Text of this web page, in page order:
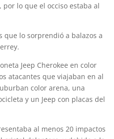
lo que el occiso estaba al
que lo sorprendió a balazos a
Jeep Cherokee en color
atacantes que viajaban en al
color arena, una
y un Jeep con placas del
al menos 20 impactos